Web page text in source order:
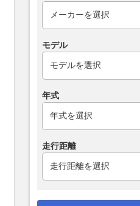
モデル
年式
走行距離